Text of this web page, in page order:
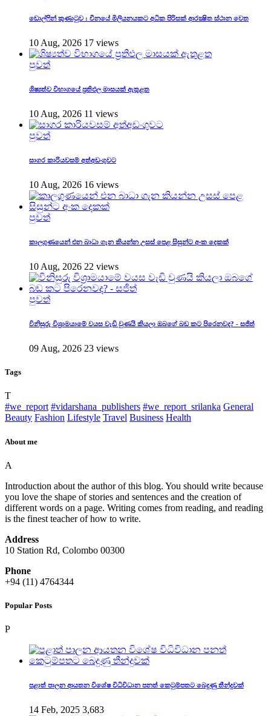
ඩොල්ෆින් කුණාටුව : චීනයේ මිලියනයකට අධික පිරිසක් ආරක්‍ෂිත ස්ථාන වෙත
10 Aug, 2026 17 views
පුවත්
ශිෂ්‍යත්ව විභාගයේ ප්‍රතිඵල මාසයක් ඇතුළත
10 Aug, 2026 11 views
පුවත්
සාගර කාරියවසම් අත්අඩංගුවට
10 Aug, 2026 16 views
පුවත්
කාලගුණයෙන් එන බාධා ගැන කියන්න උසස් පෙළ සිසුන්ට අංක දෙකක්
10 Aug, 2026 22 views
පුවත්
විනිසුරු විශ්‍රාමයාමේ වයස වැඩි වුණයි කියලා ඔබගේ බඩ කට පිරෙනවද? - සජිත්
09 Aug, 2026 23 views
Tags
T
#we_report #vidarshana_publishers #we_report_srilanka General
Beauty Fashion Lifestyle Travel Business Health
About me
A
Introduction about the author of this blog. You should write because
you love the shape of stories and sentences and the creation of
different words on a page. Writing comes from reading, and reading
is the finest teacher of how to write.
Address
10 Station Rd, Colombo 00300
Phone
+94 (11) 4764344
Popular Posts
P
පළාත් පාලන ආයතන විශේෂ විධිවිධාන පනත් කෙටුම්පතට බෙදුණු තීන්දුවක්
14 Feb, 2025 3,683